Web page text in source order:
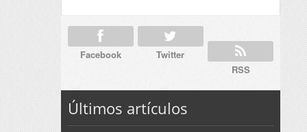
Facebook
Twitter
RSS
Últimos artículos